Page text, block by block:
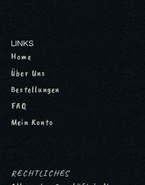
LINKS
Home
Über Uns
Bestellungen
FAQ
Mein Konto
RECHTLICHES